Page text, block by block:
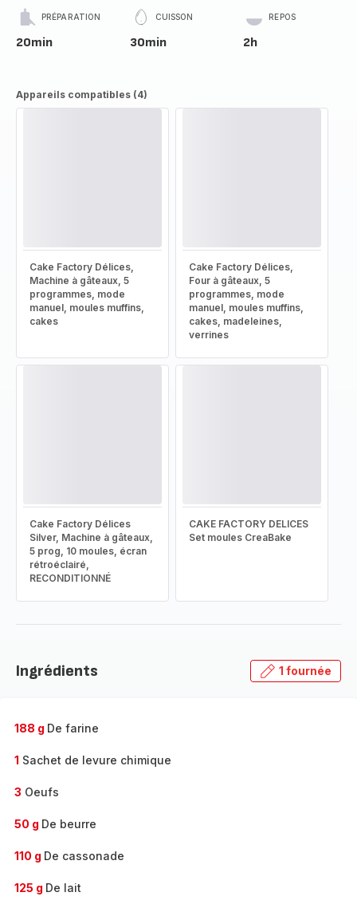
PRÉPARATION
20min
CUISSON
30min
REPOS
2h
Appareils compatibles (4)
Cake Factory Délices,
Machine à gâteaux, 5
programmes, mode
manuel, moules muffins,
cakes
Cake Factory Délices,
Four à gâteaux, 5
programmes, mode
manuel, moules muffins,
cakes, madeleines,
verrines
Cake Factory Délices
Silver, Machine à gâteaux,
5 prog, 10 moules, écran
rétroéclairé,
RECONDITIONNÉ
CAKE FACTORY DELICES
Set moules CreaBake
Ingrédients 1 fournée
188 g De farine
1 Sachet de levure chimique
3 Oeufs
50 g De beurre
110 g De cassonade
125 g De lait